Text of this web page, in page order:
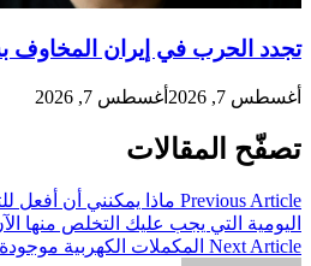
تجدد الحرب في إيران المخاوف
أغسطس 7, 2026 أغسطس 7, 2026
تصفّح المقالات
Previous Article ماذا يمكنني أن أفعل
اليومية التي يجب عليك التخلص منها
Next Article المكملات الكهربية